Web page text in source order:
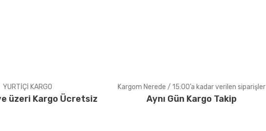
YURTİÇİ KARGO
üzeri Kargo Ücretsiz
Kargom Nerede / 15:00’a kadar verilen siparişler
Aynı Gün Kargo Takip